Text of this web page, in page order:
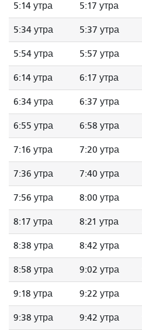
5:14 утра 5:17 утра
5:34 утра 5:37 утра
5:54 утра 5:57 утра
6:14 утра 6:17 утра
6:34 утра 6:37 утра
6:55 утра 6:58 утра
7:16 утра 7:20 утра
7:36 утра 7:40 утра
7:56 утра 8:00 утра
8:17 утра 8:21 утра
8:38 утра 8:42 утра
8:58 утра 9:02 утра
9:18 утра 9:22 утра
9:38 утра 9:42 утра